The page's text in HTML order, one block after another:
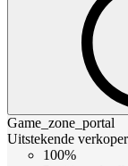
Game_zone_portal
Uitstekende verkoper
100%